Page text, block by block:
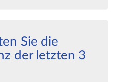
Sie die
der letzten 3